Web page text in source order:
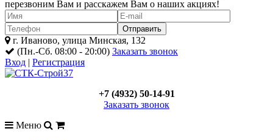
перезвоним Вам и расскажем Вам о наших акциях!
г. Иваново, улица Минская, 132
(Пн.-Сб. 08:00 - 20:00) Заказать звонок
Вход | Регистрация
+7 (4932) 50-14-91
Заказать звонок
Меню